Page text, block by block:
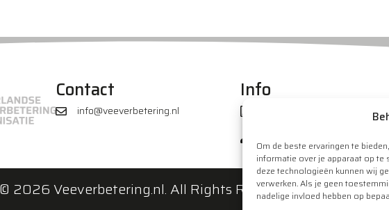
Om de beste ervaringen te
informatie over je apparaat op
deze technologieën kunnen wij
verwerken. Als je geen
nadelige invloed hebben op
Contact
info@veeverbetering.nl
Info
© 2026 Veeverbetering.nl. All Rights Reserved.